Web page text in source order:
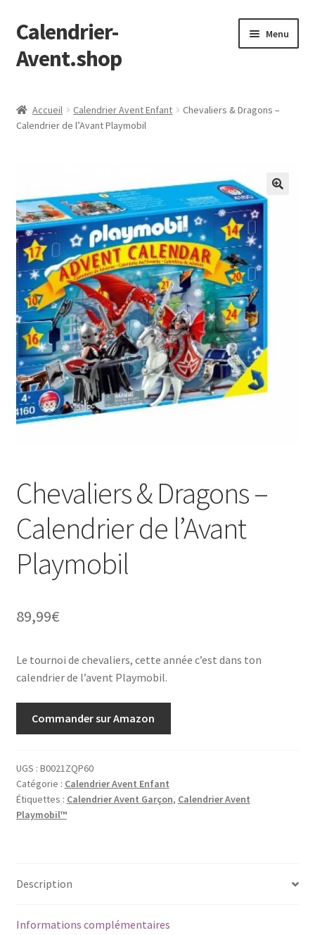
Aller
à
la
Aller
au
contenu
Calendrier-
Avent.shop
Menu
Boutique
Page d’exemple
Panier
Validation de la commande
Accueil Calendrier Avent Enfant
Chevaliers & Dragons –
Calendrier de l’Avant Playmobil
Chevaliers & Dragons –
Calendrier de l’Avant
Playmobil
89,99€
Le tournoi de chevaliers, cette année c’est dans ton
calendrier de l’avent Playmobil.
Commander sur Amazon
UGS : B0021ZQP60
Catégorie : Calendrier Avent Enfant
Étiquettes : Calendrier Avent Garçon, Calendrier Avent
Playmobil™
Description
Informations complémentaires